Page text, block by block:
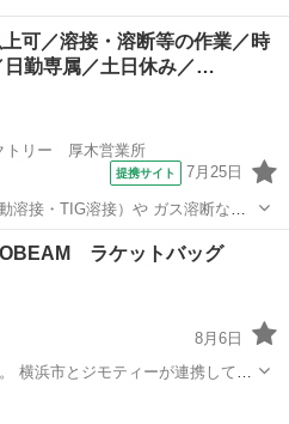
可／溶接・溶断等の作業／時
日勤専属／土日休み／…
トリー 厚木営業所
提携サイト 7月25日
溶接・TIG溶接）や ガス溶断など
ラケットバッグ
8月6日